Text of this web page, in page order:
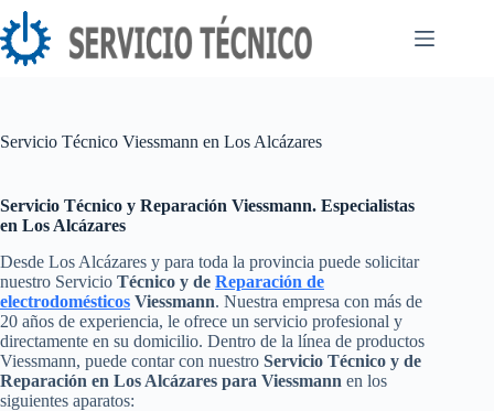
Saltar
al
contenido
Servicio Técnico Viessmann en Los Alcázares
Servicio Técnico y Reparación Viessmann. Especialistas
en Los Alcázares
Desde Los Alcázares y para toda la provincia puede solicitar
nuestro Servicio Técnico y de Reparación de
electrodomésticos Viessmann. Nuestra empresa con más de
20 años de experiencia, le ofrece un servicio profesional y
directamente en su domicilio. Dentro de la línea de productos
Viessmann, puede contar con nuestro Servicio Técnico y de
Reparación en Los Alcázares para Viessmann en los
siguientes aparatos: